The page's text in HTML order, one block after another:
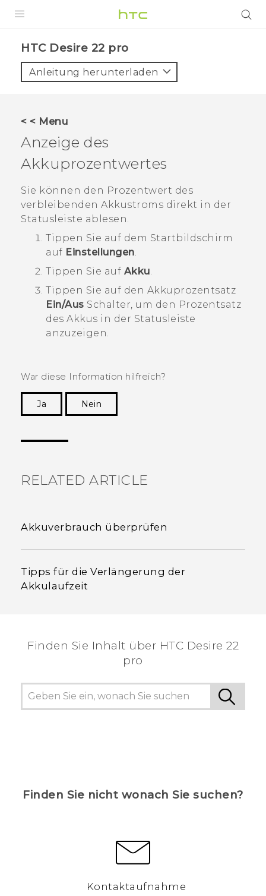
VIVE
VIVERSE
UNTERSTÜTZUNG
HTC-Geräte und Zubehör
Anmelden
HTC Desire 22 pro‎
Anleitung herunterladen
< < Menu
Anzeige des
Akkuprozentwertes
Sie können den Prozentwert des
verbleibenden Akkustroms direkt in der
Statusleiste ablesen.
Tippen Sie auf dem Startbildschirm
auf Einstellungen.
Tippen Sie auf Akku.
Tippen Sie auf den Akkuprozentsatz
Ein/Aus Schalter, um den Prozentsatz
des Akkus in der Statusleiste
anzuzeigen.
War diese Information hilfreich?
Ja
Nein
RELATED ARTICLE
Akkuverbrauch überprüfen
Tipps für die Verlängerung der
Akkulaufzeit
Finden Sie Inhalt über‎ HTC Desire 22
pro
Finden Sie nicht wonach Sie suchen?
Kontaktaufnahme